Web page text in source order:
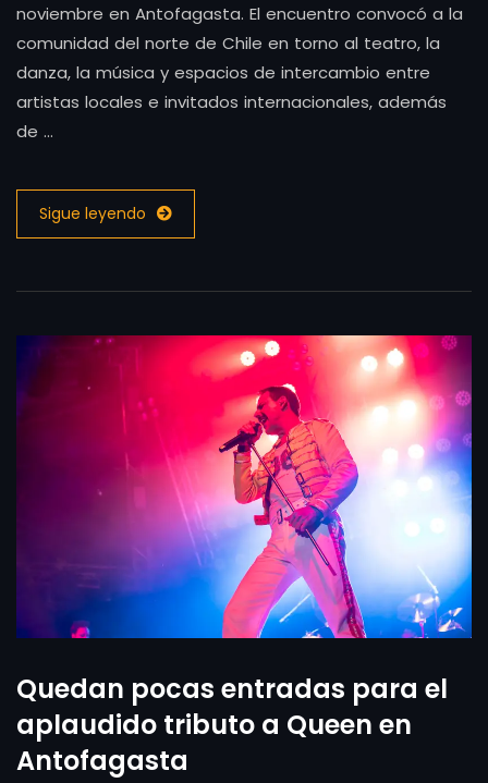
noviembre en Antofagasta. El encuentro convocó a la
comunidad del norte de Chile en torno al teatro, la
danza, la música y espacios de intercambio entre
artistas locales e invitados internacionales, además
de …
Sigue leyendo
Quedan pocas entradas para el
aplaudido tributo a Queen en
Antofagasta